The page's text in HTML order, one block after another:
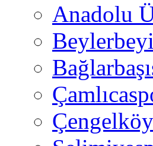
Anadolu